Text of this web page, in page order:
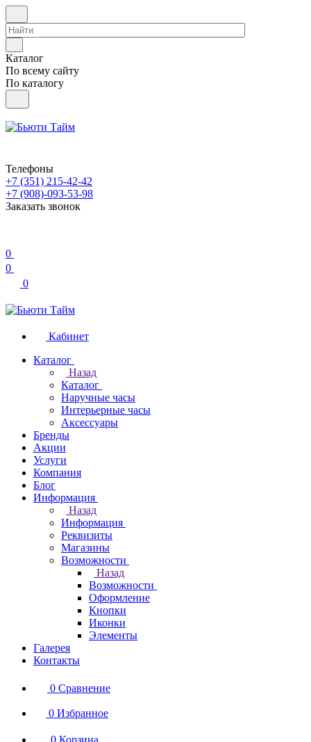
Каталог
По всему сайту
По каталогу
Телефоны
+7 (351) 215-42-42
+7 (908)-093-53-98
Заказать звонок
0
0
0
Кабинет
Каталог
Назад
Каталог
Наручные часы
Интерьерные часы
Аксессуары
Бренды
Акции
Услуги
Компания
Блог
Информация
Назад
Информация
Реквизиты
Магазины
Возможности
Назад
Возможности
Оформление
Кнопки
Иконки
Элементы
Галерея
Контакты
0 Сравнение
0 Избранное
0 Корзина